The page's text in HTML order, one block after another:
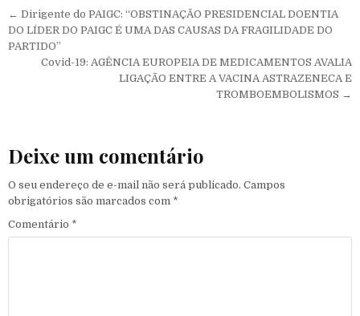
Navegação de Post
← Dirigente do PAIGC: “OBSTINAÇÃO PRESIDENCIAL DOENTIA
DO LÍDER DO PAIGC É UMA DAS CAUSAS DA FRAGILIDADE DO
PARTIDO”
Covid-19: AGÊNCIA EUROPEIA DE MEDICAMENTOS AVALIA
LIGAÇÃO ENTRE A VACINA ASTRAZENECA E
TROMBOEMBOLISMOS →
Deixe um comentário
O seu endereço de e-mail não será publicado. Campos
obrigatórios são marcados com *
Comentário *